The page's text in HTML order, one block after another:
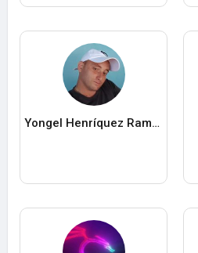
Yongel Henríquez Ramos